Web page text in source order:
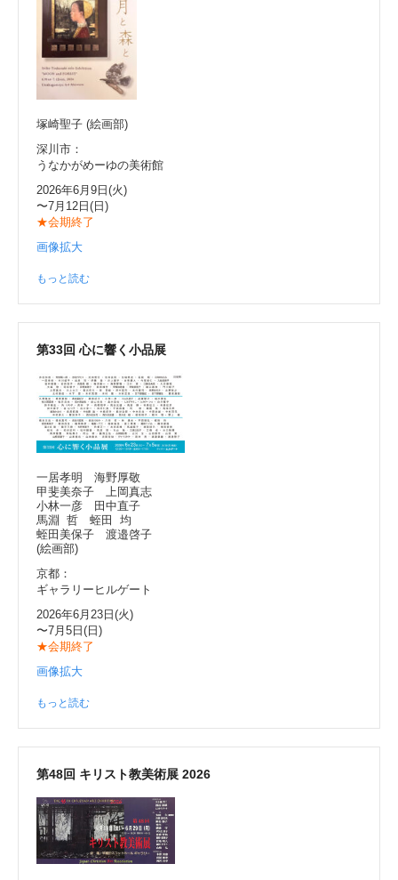
塚崎聖子 (絵画部)
深川市：
うなかがめーゆの美術館
2026年6月9日(火)
〜7月12日(日)
★会期終了
画像拡大
もっと読む
第33回 心に響く小品展
一居孝明 海野厚敬
甲斐美奈子 上岡真志
小林一彦 田中直子
馬淵 哲 蛭田 均
蛭田美保子 渡邉啓子
(絵画部)
京都：
ギャラリーヒルゲート
2026年6月23日(火)
〜7月5日(日)
★会期終了
画像拡大
もっと読む
第48回 キリスト教美術展 2026